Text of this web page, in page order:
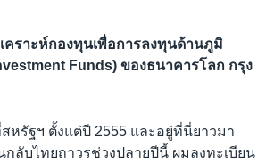
คราะห์กองทุนเพื่อการลงทุนด้านภูมิ
Funds) ของธนาคารโลก กรุง
สหรัฐฯ ตั้งแต่ปี 2555 และอยู่ที่นี่ยาวมา
ลับไทยถาวรช่วงปลายปีนี้ ผมลงทะเบียน